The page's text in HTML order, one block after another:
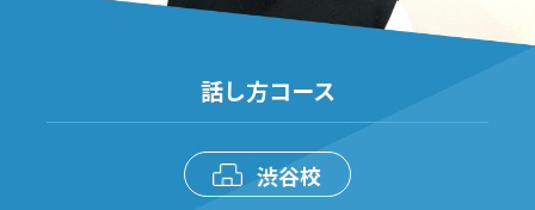
話し方コース
渋谷校